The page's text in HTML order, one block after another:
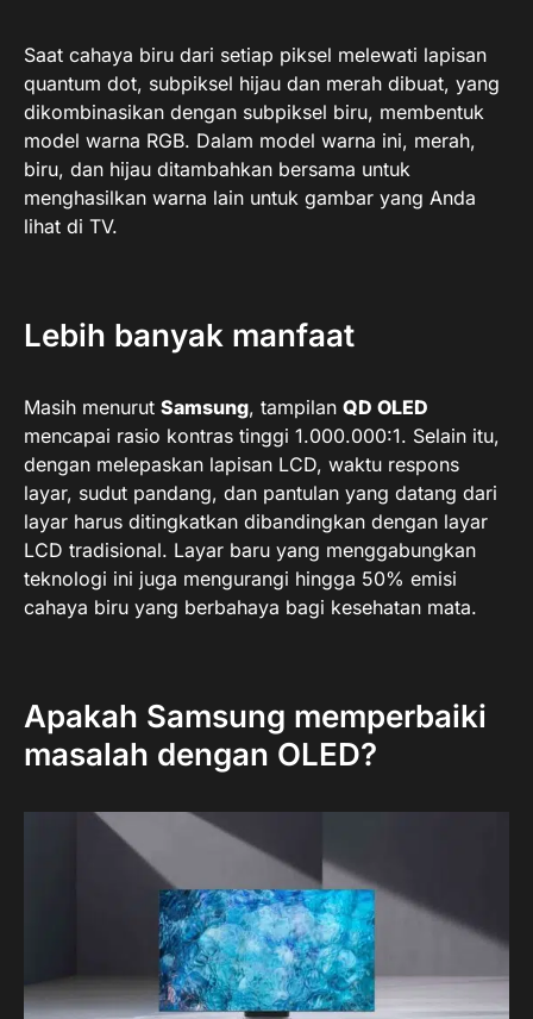
Saat cahaya biru dari setiap piksel melewati lapisan
quantum dot, subpiksel hijau dan merah dibuat, yang
dikombinasikan dengan subpiksel biru, membentuk
model warna RGB. Dalam model warna ini, merah,
biru, dan hijau ditambahkan bersama untuk
menghasilkan warna lain untuk gambar yang Anda
lihat di TV.
Lebih banyak manfaat
Masih menurut Samsung, tampilan QD OLED
mencapai rasio kontras tinggi 1.000.000:1. Selain itu,
dengan melepaskan lapisan LCD, waktu respons
layar, sudut pandang, dan pantulan yang datang dari
layar harus ditingkatkan dibandingkan dengan layar
LCD tradisional. Layar baru yang menggabungkan
teknologi ini juga mengurangi hingga 50% emisi
cahaya biru yang berbahaya bagi kesehatan mata.
Apakah Samsung memperbaiki
masalah dengan OLED?